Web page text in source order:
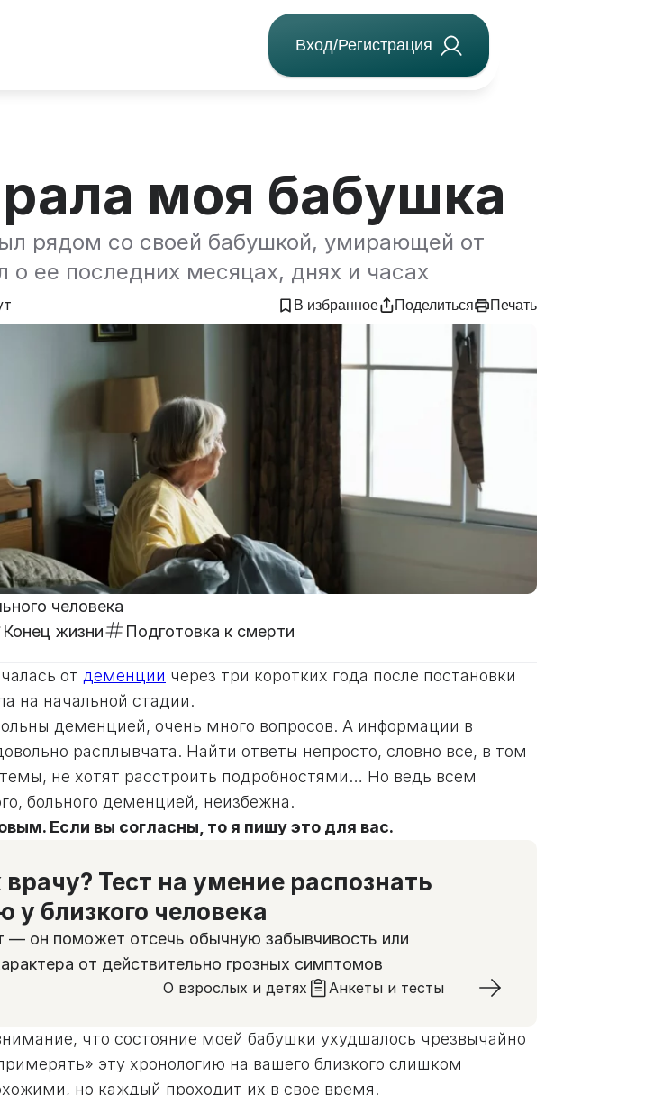
Вход/Регистрация
моя бабушка
рядом со своей бабушкой, умирающей от
о ее последних месяцах, днях и часах
В избранное Поделиться Печать
человека
Конец жизни Подготовка к смерти
от деменции через три коротких года после постановки
на начальной стадии.
деменцией, очень много вопросов. А информации в
расплывчата. Найти ответы непросто, словно все, в том
не хотят расстроить подробностями… Но ведь всем
больного деменцией, неизбежна.
Если вы согласны, то я пишу это для вас.
Тест на умение распознать
близкого человека
— он поможет отсечь обычную забывчивость или
от действительно грозных симптомов
О взрослых и детях Анкеты и тесты
что состояние моей бабушки ухудшалось чрезвычайно
эту хронологию на вашего близкого слишком
но каждый проходит их в свое время.